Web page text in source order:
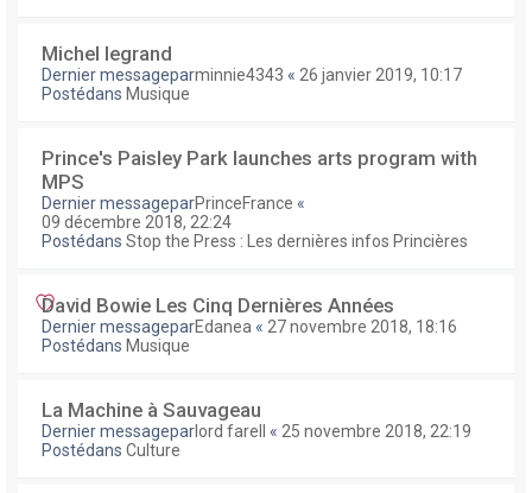
Michel legrand
Dernier messageparminnie4343 « 26 janvier 2019, 10:17
Postédans Musique
Prince's Paisley Park launches arts program with
MPS
Dernier messageparPrinceFrance «
09 décembre 2018, 22:24
Postédans Stop the Press : Les dernières infos Princières
David Bowie Les Cinq Dernières Années
Dernier messageparEdanea « 27 novembre 2018, 18:16
Postédans Musique
La Machine à Sauvageau
Dernier messageparlord farell « 25 novembre 2018, 22:19
Postédans Culture